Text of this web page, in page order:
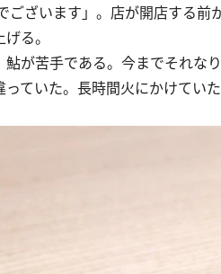
ございます」。店が開店する
る。
が苦手である。今までそれな
っていた。長時間火にかけてい